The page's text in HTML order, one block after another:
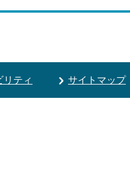
リティ サイトマップ